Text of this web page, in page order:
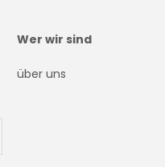
Wer wir sind
über uns